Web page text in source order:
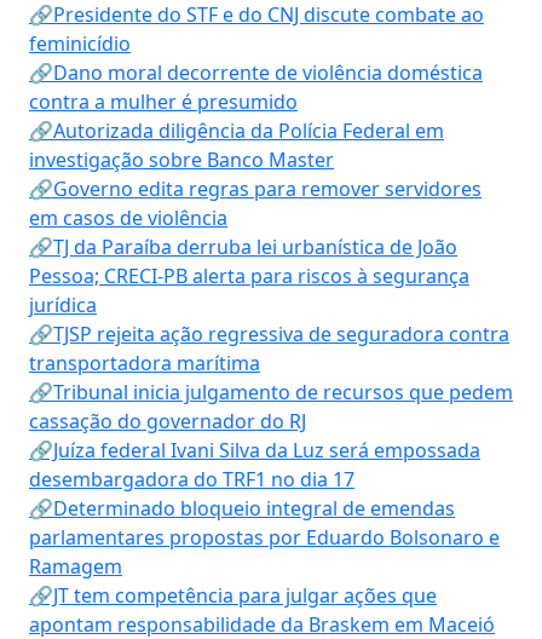
🔗Presidente do STF e do CNJ discute combate ao
feminicídio
🔗Dano moral decorrente de violência doméstica
contra a mulher é presumido
🔗Autorizada diligência da Polícia Federal em
investigação sobre Banco Master
🔗Governo edita regras para remover servidores
em casos de violência
🔗TJ da Paraíba derruba lei urbanística de João
Pessoa; CRECI-PB alerta para riscos à segurança
jurídica
🔗TJSP rejeita ação regressiva de seguradora contra
transportadora marítima
🔗Tribunal inicia julgamento de recursos que pedem
cassação do governador do RJ
🔗Juíza federal Ivani Silva da Luz será empossada
desembargadora do TRF1 no dia 17
🔗Determinado bloqueio integral de emendas
parlamentares propostas por Eduardo Bolsonaro e
Ramagem
🔗JT tem competência para julgar ações que
apontam responsabilidade da Braskem em Maceió